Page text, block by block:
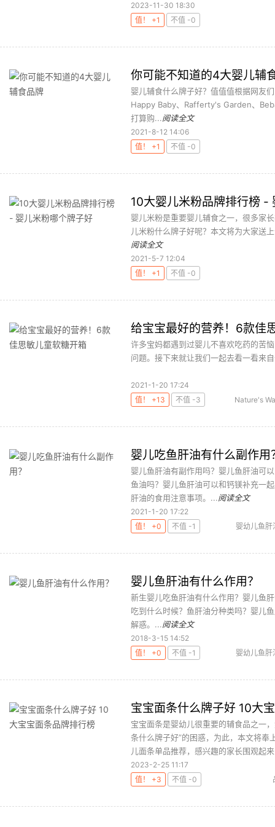
2023-11-30 18:30
值！ +1
不值 -0
你可能不知道的4大婴儿辅
婴儿辅食什么牌子好？值值值根据网友
Happy Baby、Rafferty's Garden、
打算购...阅读全文
2021-8-12 14:06
值！ +1
不值 -0
10大婴儿米粉品牌排行榜 -
婴儿米粉是重要婴儿辅食之一，很多家
儿米粉什么牌子好呢？本文将为大家送
阅读全文
2021-5-7 12:04
值！ +1
不值 -0
给宝宝最好的营养！6款佳
许多宝妈都遇到过婴儿不喜欢吃药的苦
问题。接下来就让我们一起去看一看来
2021-1-20 17:24
值！ +13
不值 -3 Nature's
婴儿吃鱼肝油有什么副作用
婴儿鱼肝油有副作用吗？婴儿鱼肝油可
鱼油吗？婴儿鱼肝油可以和钙镁补充一
肝油的食用注意事项。...阅读全文
2021-1-20 17:22
值！ +0
不值 -1 婴幼儿鱼肝
婴儿鱼肝油有什么作用？
新生婴儿吃鱼肝油有什么作用？婴儿鱼
吃到什么时候？鱼肝油分种类吗？婴儿
解惑。...阅读全文
2018-3-15 14:52
值！ +0
不值 -1 婴幼儿鱼肝
宝宝面条什么牌子好 10大
宝宝面条是婴幼儿很重要的辅食品之一
条什么牌子好”的困惑，为此，本文将
儿面条单品推荐，感兴趣的家长围观起
2023-2-25 11:17
值！ +3
不值 -0